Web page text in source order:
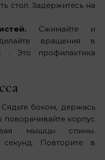
стол. Задержитесь на
Сжимайте и
вращения в
. Это профилактика
Сядьте боком, держась
поворачивайте корпус
мышцы спины.
Повторите в